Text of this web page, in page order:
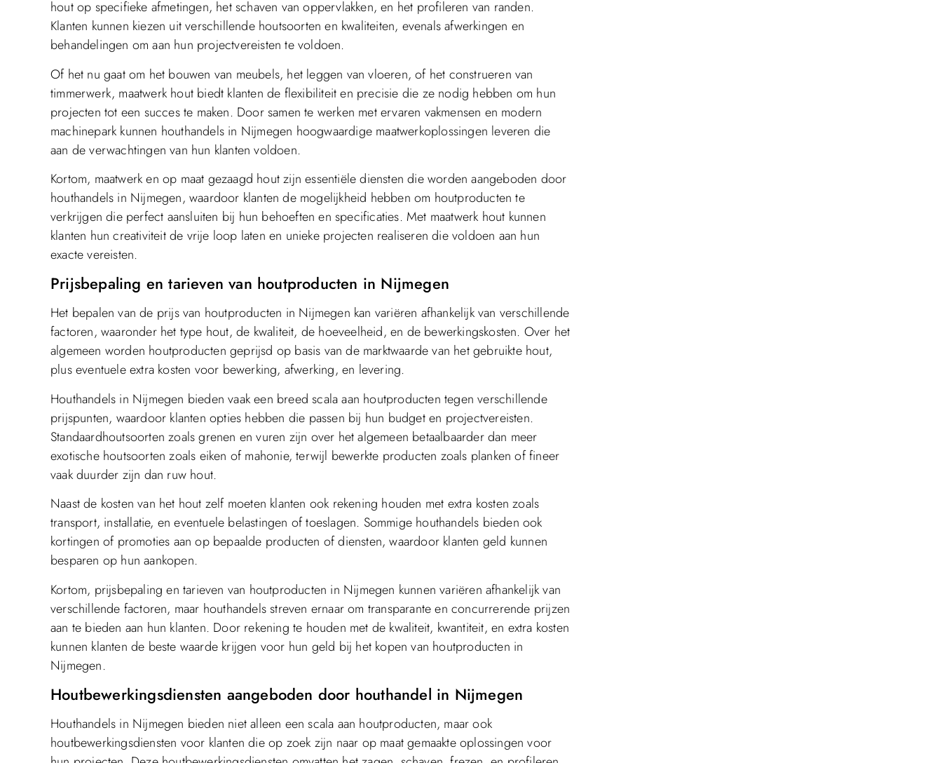
hout op specifieke afmetingen, het schaven van oppervlakken, en het profileren van randen.
Klanten kunnen kiezen uit verschillende houtsoorten en kwaliteiten, evenals afwerkingen en
behandelingen om aan hun projectvereisten te voldoen.
Of het nu gaat om het bouwen van meubels, het leggen van vloeren, of het construeren van
timmerwerk, maatwerk hout biedt klanten de flexibiliteit en precisie die ze nodig hebben om hun
projecten tot een succes te maken. Door samen te werken met ervaren vakmensen en modern
machinepark kunnen houthandels in Nijmegen hoogwaardige maatwerkoplossingen leveren die
aan de verwachtingen van hun klanten voldoen.
Kortom, maatwerk en op maat gezaagd hout zijn essentiële diensten die worden aangeboden door
houthandels in Nijmegen, waardoor klanten de mogelijkheid hebben om houtproducten te
verkrijgen die perfect aansluiten bij hun behoeften en specificaties. Met maatwerk hout kunnen
klanten hun creativiteit de vrije loop laten en unieke projecten realiseren die voldoen aan hun
exacte vereisten.
Prijsbepaling en tarieven van houtproducten in Nijmegen
Het bepalen van de prijs van houtproducten in Nijmegen kan variëren afhankelijk van verschillende
factoren, waaronder het type hout, de kwaliteit, de hoeveelheid, en de bewerkingskosten. Over het
algemeen worden houtproducten geprijsd op basis van de marktwaarde van het gebruikte hout,
plus eventuele extra kosten voor bewerking, afwerking, en levering.
Houthandels in Nijmegen bieden vaak een breed scala aan houtproducten tegen verschillende
prijspunten, waardoor klanten opties hebben die passen bij hun budget en projectvereisten.
Standaardhoutsoorten zoals grenen en vuren zijn over het algemeen betaalbaarder dan meer
exotische houtsoorten zoals eiken of mahonie, terwijl bewerkte producten zoals planken of fineer
vaak duurder zijn dan ruw hout.
Naast de kosten van het hout zelf moeten klanten ook rekening houden met extra kosten zoals
transport, installatie, en eventuele belastingen of toeslagen. Sommige houthandels bieden ook
kortingen of promoties aan op bepaalde producten of diensten, waardoor klanten geld kunnen
besparen op hun aankopen.
Kortom, prijsbepaling en tarieven van houtproducten in Nijmegen kunnen variëren afhankelijk van
verschillende factoren, maar houthandels streven ernaar om transparante en concurrerende prijzen
aan te bieden aan hun klanten. Door rekening te houden met de kwaliteit, kwantiteit, en extra kosten
kunnen klanten de beste waarde krijgen voor hun geld bij het kopen van houtproducten in
Nijmegen.
Houtbewerkingsdiensten aangeboden door houthandel in Nijmegen
Houthandels in Nijmegen bieden niet alleen een scala aan houtproducten, maar ook
houtbewerkingsdiensten voor klanten die op zoek zijn naar op maat gemaakte oplossingen voor